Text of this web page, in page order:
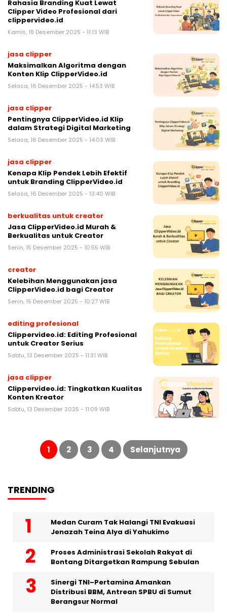
Rahasia Branding Kuat Lewat
Clipper Video Profesional dari
clippervideo.id
Kamis, 18 Desember 2025 - 11:13 WIB
jasa clipper
Maksimalkan Algoritma dengan
Konten Klip ClipperVideo.id
Selasa, 16 Desember 2025 - 14:53 WIB
jasa clipper
Pentingnya ClipperVideo.id Klip
dalam Strategi Digital Marketing
Selasa, 16 Desember 2025 - 14:03 WIB
jasa clipper
Kenapa Klip Pendek Lebih Efektif
untuk Branding ClipperVideo.id
Selasa, 16 Desember 2025 - 13:40 WIB
berkualitas untuk creator
Jasa ClipperVideo.id Murah &
Berkualitas untuk Creator
Senin, 15 Desember 2025 - 10:55 WIB
creator
Kelebihan Menggunakan jasa
ClipperVideo.id bagi Creator
Senin, 15 Desember 2025 - 10:27 WIB
editing profesional
Clippervideo.id: Editing Profesional
untuk Creator Serius
Sabtu, 13 Desember 2025 - 11:31 WIB
jasa clipper
Clippervideo.id: Tingkatkan Kualitas
Konten Kreator
Sabtu, 13 Desember 2025 - 11:09 WIB
Paginasi
1 2 3 4 Selanjutnya
TRENDING
Medan Curam Tak Halangi TNI Evakuasi
Jenazah Teina Alya di Yahukimo
Proses Administrasi Sekolah Rakyat di
Bontang Ditargetkan Rampung Sebulan
Sinergi TNI–Pertamina Amankan
Distribusi BBM, Antrean SPBU di Sumut
Berangsur Normal